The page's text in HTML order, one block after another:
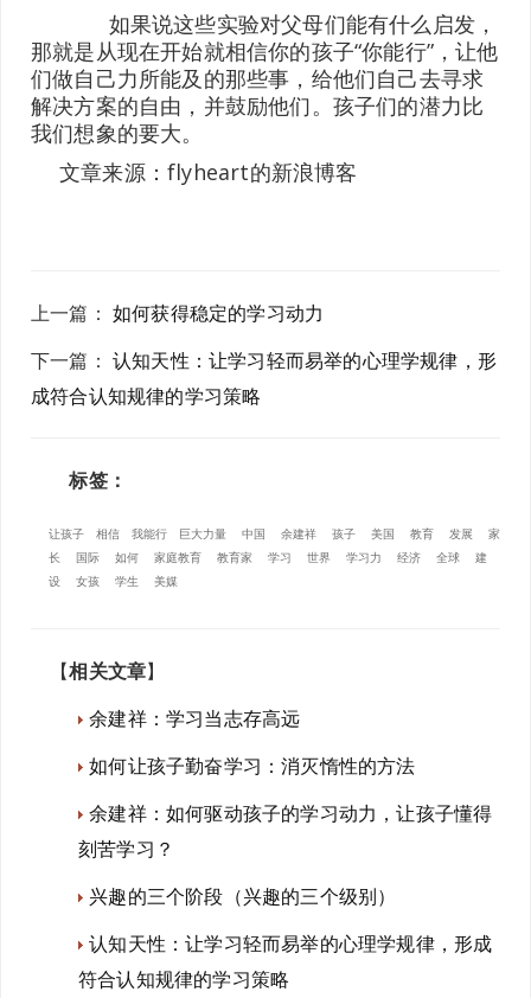
如果说这些实验对父母们能有什么启发，
那就是从现在开始就相信你的孩子“你能行”，让他
们做自己力所能及的那些事，给他们自己去寻求
解决方案的自由，并鼓励他们。孩子们的潜力比
我们想象的要大。
文章来源：flyheart的新浪博客
上一篇 ：如何获得稳定的学习动力
下一篇 ：认知天性：让学习轻而易举的心理学规律，形
成符合认知规律的学习策略
标签：
让孩子 相信 我能行 巨大力量 中国 余建祥 孩子 美国 教育 发展
家
长
国际 如何 家庭教育 教育家 学习 世界 学习力 经济 全球
建
设
女孩 学生 美媒
【相关文章】
余建祥：学习当志存高远
如何让孩子勤奋学习：消灭惰性的方法
余建祥：如何驱动孩子的学习动力，让孩子懂得
刻苦学习？
兴趣的三个阶段（兴趣的三个级别）
认知天性：让学习轻而易举的心理学规律，形成
符合认知规律的学习策略